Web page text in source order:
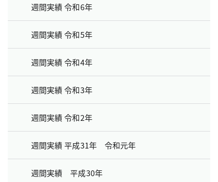
週間実績 令和6年
週間実績 令和5年
週間実績 令和4年
週間実績 令和3年
週間実績 令和2年
週間実績 平成31年 令和元年
週間実績 平成30年